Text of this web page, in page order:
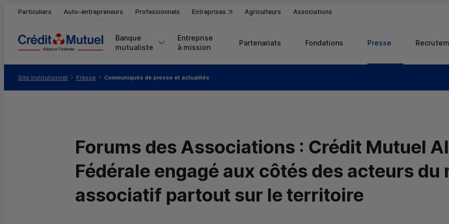
Particuliers Auto-entrepreneurs Professionnels Entreprises Agriculteurs Associations
Banque
mutualiste
Entreprise
à mission
Partenariats Fondations Presse
Site institutionnel Presse Communiqués de presse et actualités
Forums des Associations : Crédit Mutuel
Fédérale engagé aux côtés des acteurs du
associatif partout sur le territoire